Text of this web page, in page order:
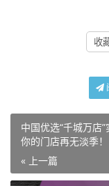
收
中国优选“千城万店
你的门店再无淡季！
« 上一篇